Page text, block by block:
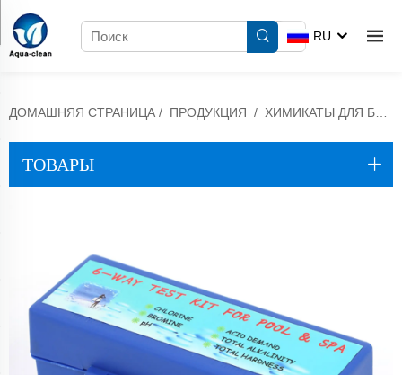
RU
ДОМАШНЯЯ СТРАНИЦА / ПРОДУКЦИЯ / ХИМИКАТЫ ДЛЯ БАЛАНСИРОВКИ И ТЕСТИРОВАНИЯ
ТОВАРЫ